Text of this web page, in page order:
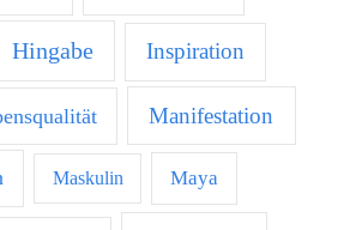
Hingabe Inspiration
Manifestation
Maskulin Maya